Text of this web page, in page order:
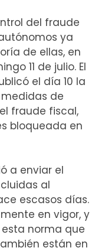
del fraude
ya
de ellas, en
11 de julio. El
el día 10 la
medidas de
fraude fiscal,
bloqueada en
a enviar el
al
escasos días.
en vigor, y
norma que
están en